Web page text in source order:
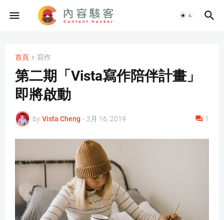
首頁 寫作
第二期「Vista寫作陪伴計畫」
即將啟動
by Vista Cheng - 3月 16, 2019 1